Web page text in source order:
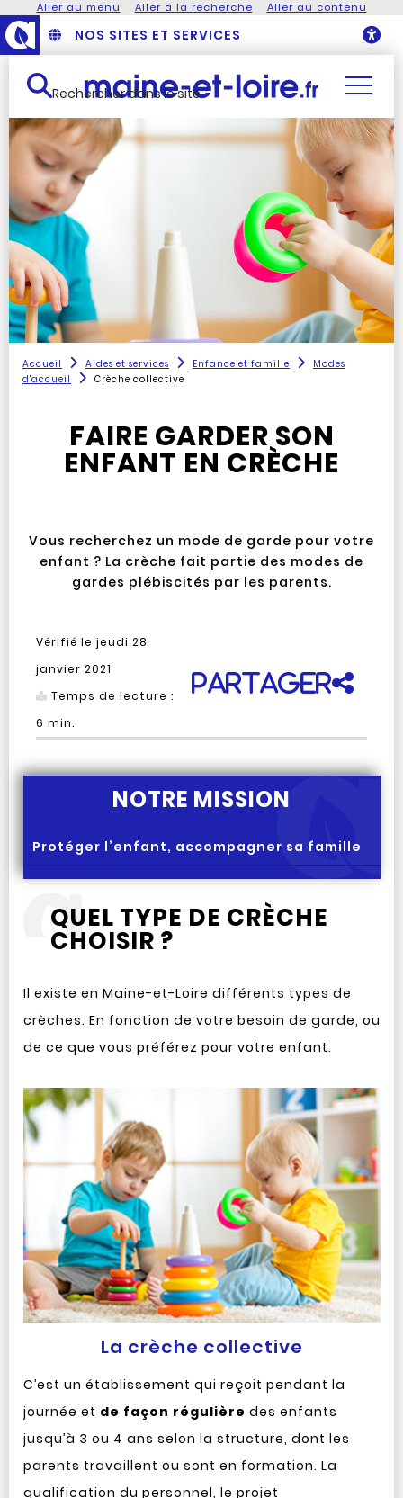
Aller au menu Aller à la recherche Aller au contenu
NOS SITES ET SERVICES
Rechercher dans le site
Accueil Aides et services Enfance et famille
Modes
d'accueil
Crèche collective
FAIRE GARDER SON
ENFANT EN CRÈCHE
Vous recherchez un mode de garde pour votre
enfant ? La crèche fait partie des modes de
gardes plébiscités par les parents.
Vérifié le jeudi 28
janvier 2021
Temps de lecture :
6 min.
Partager
NOTRE MISSION
Protéger l’enfant, accompagner sa famille
QUEL TYPE DE CRÈCHE
CHOISIR ?
Il existe en Maine-et-Loire différents types de
crèches. En fonction de votre besoin de garde, ou
de ce que vous préférez pour votre enfant.
La crèche collective
C’est un établissement qui reçoit pendant la
journée et de façon régulière des enfants
jusqu’à 3 ou 4 ans selon la structure, dont les
parents travaillent ou sont en formation. La
qualification du personnel, le projet